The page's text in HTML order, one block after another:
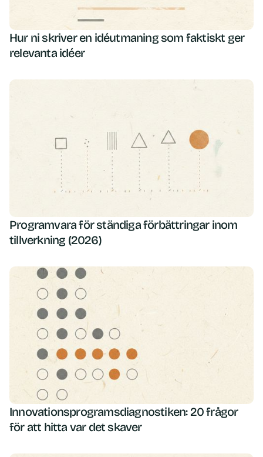
Hur ni skriver en idéutmaning som faktiskt ger
relevanta idéer
Programvara för ständiga förbättringar inom
tillverkning (2026)
Innovationsprogramsdiagnostiken: 20 frågor
för att hitta var det skaver